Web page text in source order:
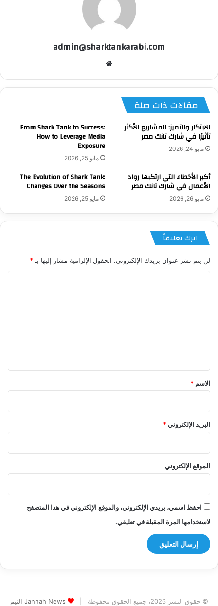
admin@sharktankarabi.com
مقالات ذات صلة
الابتكار والتميز: المشاريع الأكثر
تأثيرًا في شارك تانك مصر
مايو 24, 2026
From Shark Tank to Success:
How to Leverage Media
Exposure
مايو 25, 2026
أكبر الأخطاء التي ارتكبها رواد
الأعمال في شارك تانك مصر
مايو 26, 2026
The Evolution of Shark Tank:
Changes Over the Seasons
مايو 25, 2026
اترك تعليقاً
لن يتم نشر عنوان بريدك الإلكتروني. الحقول الإلزامية مشار إليها بـ *
*
الاسم *
البريد الإلكتروني*
الموقع الإلكتروني
احفظ اسمي، بريدي الإلكتروني، والموقع الإلكتروني في هذا المتصفح
لاستخدامها المرة المقبلة في تعليقي.
© حقوق النشر 2026، جميع الحقوق محفوظة | Jannah News الثيم